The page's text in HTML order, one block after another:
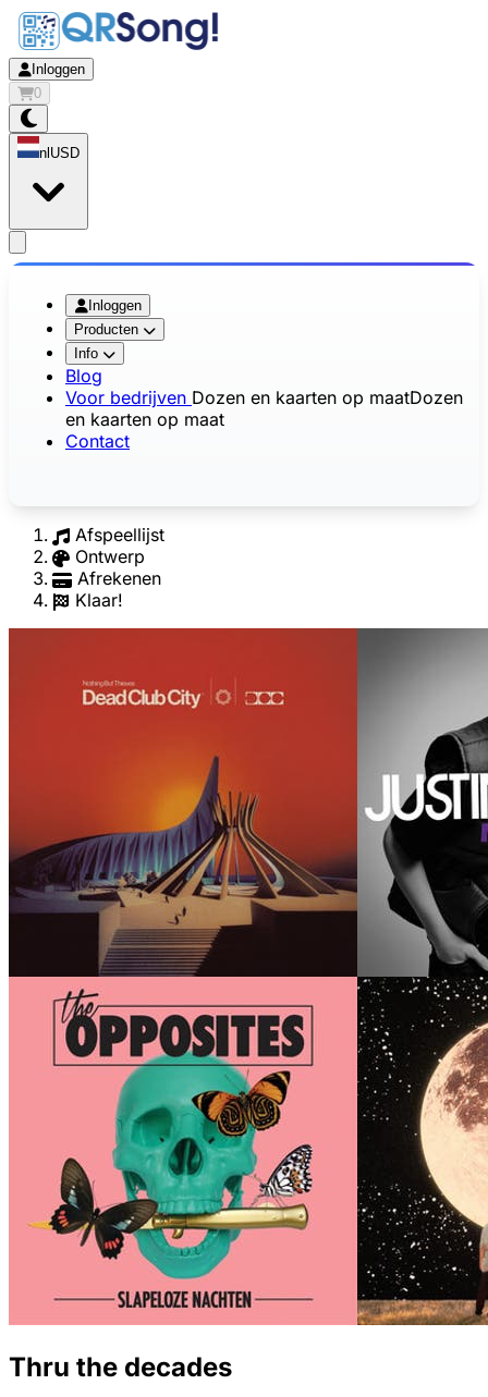
Inloggen
0
nl USD
Inloggen
Producten
Info
Blog
Voor bedrijven Dozen en kaarten op maatDozen
en kaarten op maat
Contact
Afspeellijst
Ontwerp
Afrekenen
Klaar!
Thru the decades